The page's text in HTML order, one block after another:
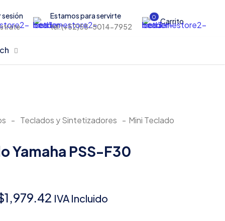
sesión
Estamos para servirte
tel:(+52)55-5014-7952
0 Carrito
- Teclados y Sintetizadores - Mini Teclado
Yamaha PSS-F30
1,979.42 Current
IVA Incluido